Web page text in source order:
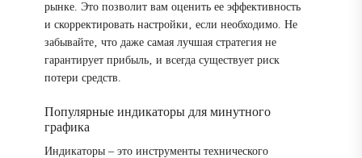
рынке. Это позволит вам оценить ее эффективность
и скорректировать настройки‚ если необходимо. Не
забывайте‚ что даже самая лучшая стратегия не
гарантирует прибыль‚ и всегда существует риск
потери средств.
Популярные индикаторы для минутного
графика
Индикаторы – это инструменты технического